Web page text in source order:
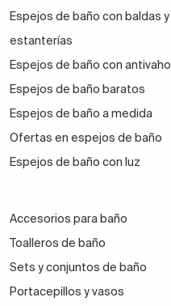
Espejos de baño con baldas y
estanterías
Espejos de baño con antivaho
Espejos de baño baratos
Espejos de baño a medida
Ofertas en espejos de baño
Espejos de baño con luz
Accesorios para baño
Toalleros de baño
Sets y conjuntos de baño
Portacepillos y vasos